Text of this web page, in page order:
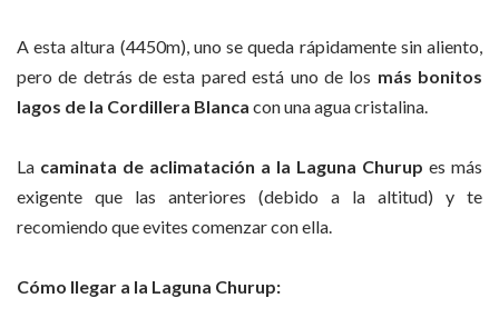
A esta altura (4450m), uno se queda rápidamente sin aliento,
pero de detrás de esta pared está uno de los más bonitos
lagos de la Cordillera Blanca con una agua cristalina.
La caminata de aclimatación a la Laguna Churup es más
exigente que las anteriores (debido a la altitud) y te
recomiendo que evites comenzar con ella.
Cómo llegar a la Laguna Churup: